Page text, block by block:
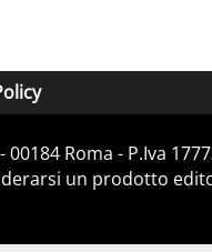
Roma - P.Iva
un prodotto